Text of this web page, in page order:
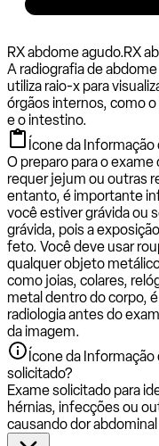
RX abdome agudo.RX
A radiografia de
utiliza raio-x para
órgãos internos, como o
e o intestino.
Ícone da Informação
O preparo para o
requer jejum ou outras
entanto, é importante
você estiver grávida ou
grávida, pois a
feto. Você deve usar
qualquer objeto
como joias, colares,
metal dentro do corpo,
radiologia antes do
da imagem.
Ícone da Informação
solicitado?
Exame solicitado para
hérnias, infecções ou
causando dor